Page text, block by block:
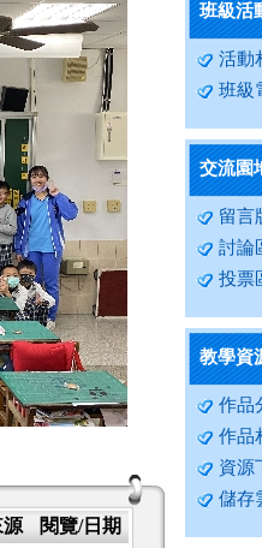
源 閱覽/日期
班級活
活動
班級
交流園
留言
討論
投票
教學資
作品
作品
資源
儲存